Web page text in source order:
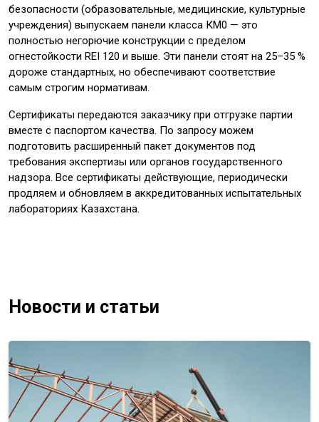
безопасности (образовательные, медицинские, культурные
учреждения) выпускаем панели класса КМ0 — это
полностью негорючие конструкции с пределом
огнестойкости REI 120 и выше. Эти панели стоят на 25–35 %
дороже стандартных, но обеспечивают соответствие
самым строгим нормативам.
Сертификаты передаются заказчику при отгрузке партии
вместе с паспортом качества. По запросу можем
подготовить расширенный пакет документов под
требования экспертизы или органов государственного
надзора. Все сертификаты действующие, периодически
продляем и обновляем в аккредитованных испытательных
лабораториях Казахстана.
Новости и статьи